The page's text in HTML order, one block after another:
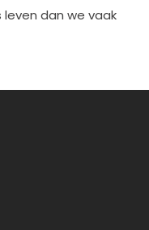
dan we vaak